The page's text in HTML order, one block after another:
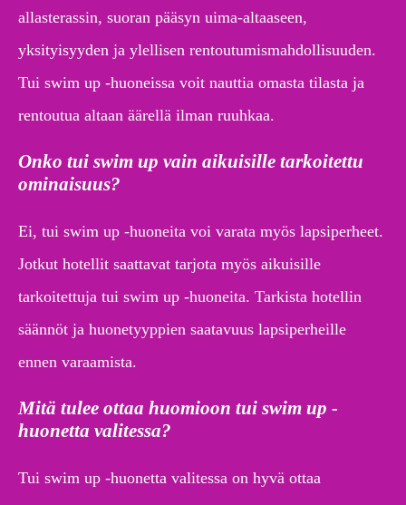
allasterassin, suoran pääsyn uima-altaaseen,
yksityisyyden ja ylellisen rentoutumismahdollisuuden.
Tui swim up -huoneissa voit nauttia omasta tilasta ja
rentoutua altaan äärellä ilman ruuhkaa.
Onko tui swim up vain aikuisille tarkoitettu
ominaisuus?
Ei, tui swim up -huoneita voi varata myös lapsiperheet.
Jotkut hotellit saattavat tarjota myös aikuisille
tarkoitettuja tui swim up -huoneita. Tarkista hotellin
säännöt ja huonetyyppien saatavuus lapsiperheille
ennen varaamista.
Mitä tulee ottaa huomioon tui swim up -
huonetta valitessa?
Tui swim up -huonetta valitessa on hyvä ottaa